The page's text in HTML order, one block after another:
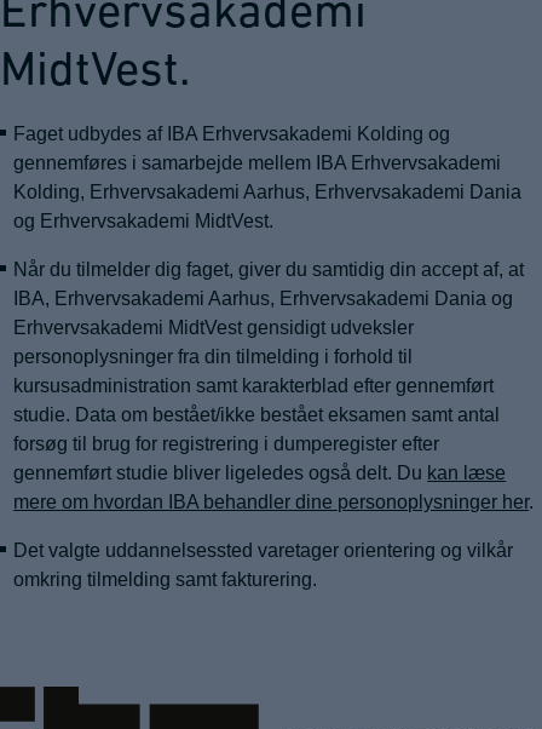
Erhvervsakademi
MidtVest.
Faget udbydes af IBA Erhvervsakademi Kolding og
gennemføres i samarbejde mellem IBA Erhvervsakademi
Kolding, Erhvervsakademi Aarhus, Erhvervsakademi Dania
og Erhvervsakademi MidtVest.
Når du tilmelder dig faget, giver du samtidig din accept af, at
IBA, Erhvervsakademi Aarhus, Erhvervsakademi Dania og
Erhvervsakademi MidtVest gensidigt udveksler
personoplysninger fra din tilmelding i forhold til
kursusadministration samt karakterblad efter gennemført
studie. Data om bestået/ikke bestået eksamen samt antal
forsøg til brug for registrering i dumperegister efter
gennemført studie bliver ligeledes også delt. Du kan læse
mere om hvordan IBA behandler dine personoplysninger her.
Det valgte uddannelsessted varetager orientering og vilkår
omkring tilmelding samt fakturering.